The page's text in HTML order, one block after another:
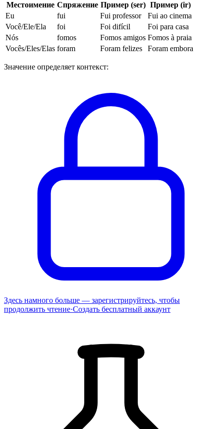
Местоимение Спряжение Пример (ser) Пример (ir)
Eu
fui Fui professor
Fui ao cinema
Você/Ele/Ela
foi Foi difícil
Foi para casa
Nós
fomos Fomos amigos Fomos à praia
Vocês/Eles/Elas foram Foram felizes Foram embora
Значение определяет контекст:
Здесь намного больше — зарегистрируйтесь, чтобы
продолжить чтение·Создать бесплатный аккаунт